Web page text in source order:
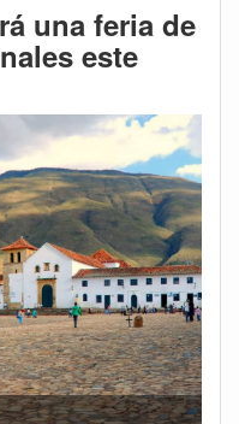
una feria de
este